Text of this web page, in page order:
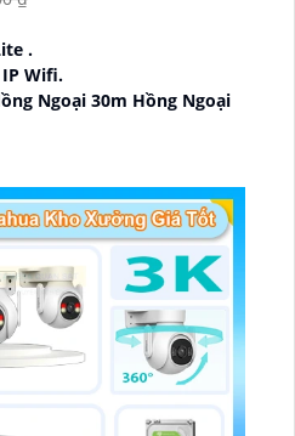
.
IP Wifi.
Ngoại 30m Hồng Ngoại